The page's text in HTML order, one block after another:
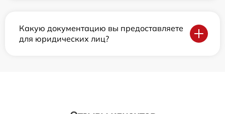
Какую документацию вы предоставляете
для юридических лиц?